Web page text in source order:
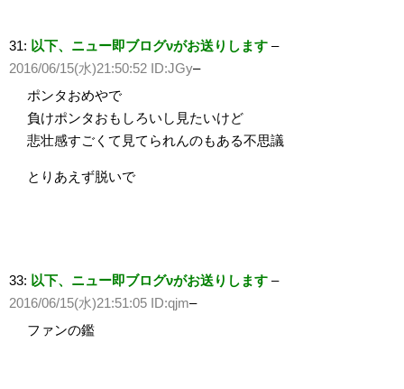
31: 以下、ニュー即ブログνがお送りします –
2016/06/15(水)21:50:52 ID:JGy–
ポンタおめやで
負けポンタおもしろいし見たいけど
悲壮感すごくて見てられんのもある不思議
とりあえず脱いで
33: 以下、ニュー即ブログνがお送りします –
2016/06/15(水)21:51:05 ID:qjm–
ファンの鑑